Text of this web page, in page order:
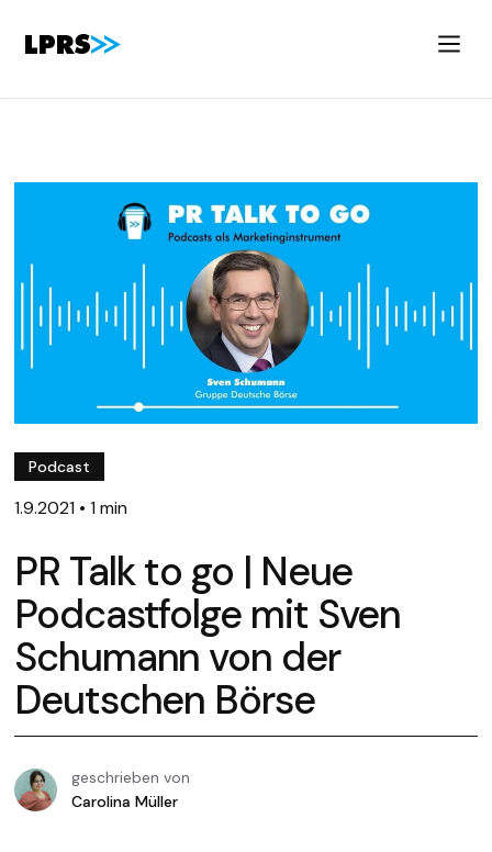
Podcast
1.9.2021 • 1 min
PR Talk to go | Neue
Podcastfolge mit Sven
Schumann von der
Deutschen Börse
geschrieben von
Carolina Müller